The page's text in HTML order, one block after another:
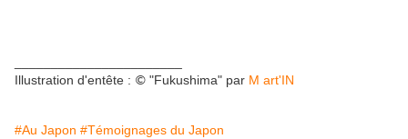
Illustration d'entête : © "Fukushima" par M art'IN
#Au Japon #Témoignages du Japon